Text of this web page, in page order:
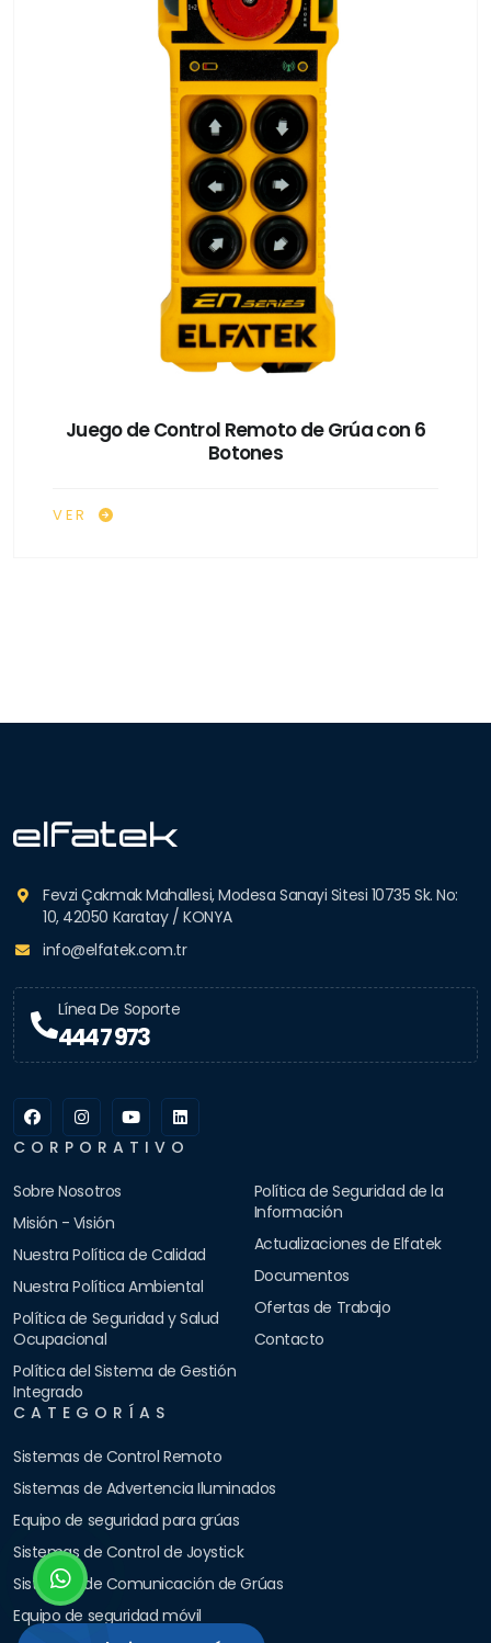
Juego de Control Remoto de Grúa con 6
Botones
VER
Fevzi Çakmak Mahallesi, Modesa Sanayi Sitesi 10735 Sk. No:
10, 42050 Karatay / KONYA
info@elfatek.com.tr
Línea De Soporte
444 7 973
CORPORATIVO
Sobre Nosotros
Misión - Visión
Nuestra Política de Calidad
Nuestra Política Ambiental
Política de Seguridad y Salud
Ocupacional
Política del Sistema de Gestión
Integrado
Política de Seguridad de la
Información
Actualizaciones de Elfatek
Documentos
Ofertas de Trabajo
Contacto
CATEGORÍAS
Sistemas de Control Remoto
Sistemas de Advertencia Iluminados
Equipo de seguridad para grúas
Sistemas de Control de Joystick
Sistemas de Comunicación de Grúas
Equipo de seguridad móvil